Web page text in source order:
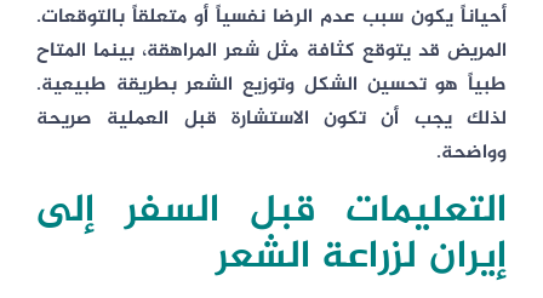
أحياناً يكون سبب عدم الرضا نفسياً أو متعلقاً بالتوقعات.
المريض قد يتوقع كثافة مثل شعر المراهقة، بينما المتاح
طبياً هو تحسين الشكل وتوزيع الشعر بطريقة طبيعية.
لذلك يجب أن تكون الاستشارة قبل العملية صريحة
وواضحة.
التعليمات قبل السفر إلى
إيران لزراعة الشعر